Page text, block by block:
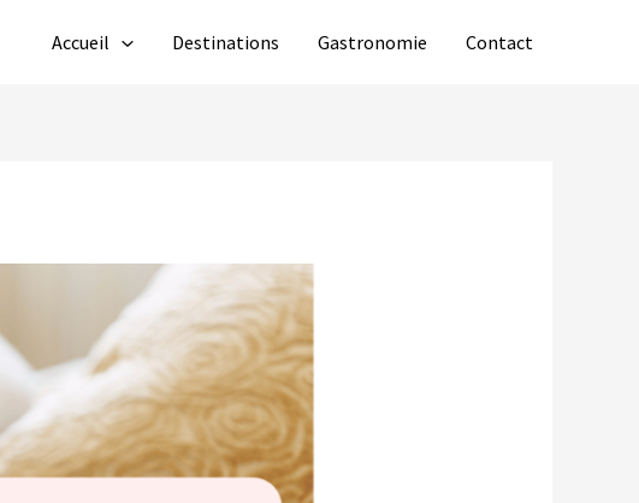
Accueil Destinations Gastronomie Contact